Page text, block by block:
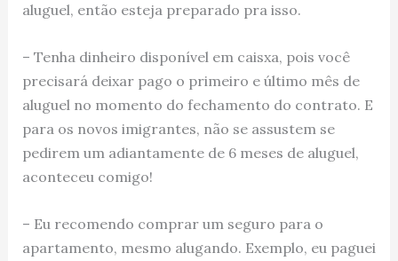
aluguel, então esteja preparado pra isso.
– Tenha dinheiro disponível em caisxa, pois você
precisará deixar pago o primeiro e último mês de
aluguel no momento do fechamento do contrato. E
para os novos imigrantes, não se assustem se
pedirem um adiantamente de 6 meses de aluguel,
aconteceu comigo!
– Eu recomendo comprar um seguro para o
apartamento, mesmo alugando. Exemplo, eu paguei